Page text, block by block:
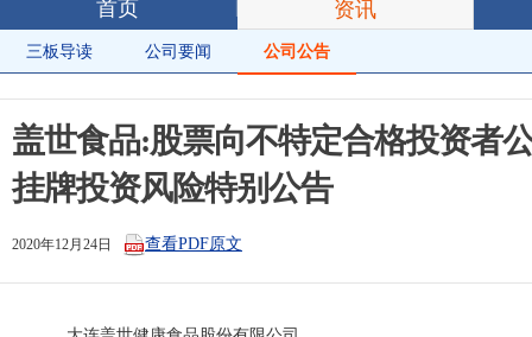
首页 资讯
三板导读 公司要闻 公司公告
盖世食品:股票向不特定合格投资者
挂牌投资风险特别公告
2020年12月24日 查看PDF原文